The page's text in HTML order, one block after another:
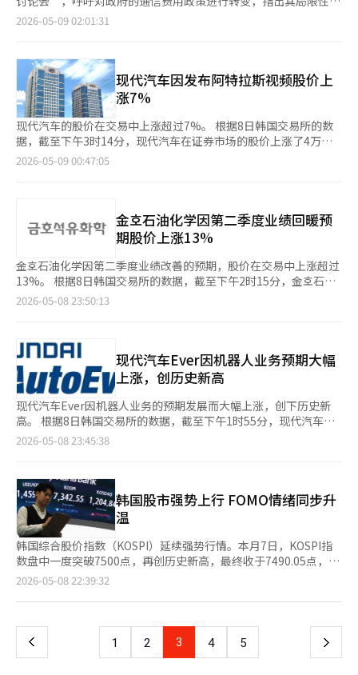
产。 实际上，现代战争的核心武器大多依赖于半导体。无人机、
导弹、卫星、AI侦察系统、自主武器和网络战系统都无法在没有先
了半导体超级周期。 在过去的互联网时代，服务器数量的增加在
达到一定水平后增速会放缓。然而，AI则不同。随着AI模型的进
化，所需的数据和运算能力也在不断增加。训练一个GPT系列的超
大语言模型所需的GPU数量已超出过去超级计算机的水平。 因
此，华尔街现在将英伟达视为不仅仅是半导体公司，而是“AI时代
的石油供应商”。GPU已成为新的原油，而HBM则是输送这种原
油的管道。问题在于，这种变化极大地刺激了市场的想象力。 最
液体冷却系统和电力基础设施市场也在同时快速扩张。 美国德克
萨斯州和亚利桑那州，以及中东的沙特阿拉伯和阿联酋，纷纷宣布
超大型AI数据中心建设项目。有分析指出，部分项目所需的电力相
当于一座核电站的规模。AI不仅仅是一个软件产业，而是一个巨大
的电力消耗产业的事实正在显现。 特别是美国大型科技公司的资
本支出（CAPEX）已达到历史水平。微软、Meta、亚马逊和谷歌
美光最近的暴涨正是这种趋势的体现。市场关注的并非仅仅是“业
绩良好”，而是“记忆短缺现象可能会结构性长期化”。与过去1
至2年短暂上涨后结束的周期不同，市场开始看到随着AI基础设施
的扩展，这一现象可能会持续数年。 然而，市场的热情同时也是
危险信号。目前，标准普尔500指数的上涨很大程度上集中在少数
科技股上，这一点非常重要。市场并非整体健康上涨，而是少数AI
相关股票在推动指数上升。这意味着上涨的基础可能比预期的要脆
弱。 尤其是最近个人投资者的看涨期权购买激增，这在过去的泡
然而，金融市场总是过度提前将未来反映在价格中。 在1990年代
末的互联网泡沫时期，“互联网将改变世界”的说法确实是真实
的。实际上，互联网彻底改变了世界。然而，当时许多互联网公司
的股价在幻想中暴涨，最终泡沫破裂。 今天的AI市场也面临类似的
风险。尤其是能源问题是关键变量。AI数据中心消耗巨大的电力。
各国讨论重启核电和扩大电网的原因也在于此。随着AI产业的扩
大，电力、天然气和原油的问题将再次变得重要。 因此，华尔街
现在关注霍尔木兹海峡。中东局势动荡和原油价格飙升可能会影响
AI产业的成本结构。目前，市场依靠库存和战略储备维持，但如果
导体市场正处于技术、金融、地缘政治和能源、军事战略交织的巨
大文明转型的中心。 在这种情况下，投资大师约翰·坦普尔顿
（Sir John Templeton）会警惕人群的热情。他曾说：“最佳收
服务器需要比传统服务器更多的高性能内存，随着AI模型的庞大
化，内存瓶颈问题愈发严重。最终，掌握内存的企业将获得AI产业
序。英伟达已成为AI时代的王者。GPU不再是简单的图形芯片，而
是推动人类新思维的核心设备。微软和亚马逊通过云计算在AI产业
中扮演着道路和港口的角色。博通则凭借定制AI芯片和数据中心网
络迅速崛起。台积电以先进的工艺技术成为全球半导体产业的核心
枢纽。相对而言，曾经的绝对强者能源企业则逐渐被边缘化。沙特
阿美和埃克森美孚仍然是巨头，但全球资本如今更看重AI和数据产
业的价值。这不仅是产业的变化，更是人类文明的能源结构正在发
生根本性转变的标志。生物产业的崛起同样值得关注。礼来公司通
题：未来推动全球经济的力量是什么？过去，石油、钢铁、金融和
房地产是全球经济的中心。然而现在，数据、半导体、AI算法和生
方面，韩国落后于美国，在平台方面则被中美所超越。然而，在内
存半导体和先进制造技术方面，韩国仍然保持着世界一流的竞争
力。特别是在HBM、先进封装和下一代内存领域，如果韩国企业
的王者。过去被视为游戏显卡公司，如今已成为推动整个人工智能
产业的核心企业。GPU已成为AI学习和推理的必备设备，没有英伟
达的芯片，开发超大规模AI模型几乎不可能。美国政府对中国的
GPU出口进行战略性管控，正是基于此。英伟达不仅是半导体企
业，更是AI时代权力结构的象征。② 字母表（谷歌）谷歌正在从搜
索企业向AI平台企业转型。Gemini AI模型与云计算、YouTube生
态的结合正在创造新的收益结构。虽然曾对以搜索广告为中心的商
一，能够直接理解和回答人类的问题。③ 苹果苹果依然是全球消
费电子行业的绝对强者。iPhone生态和设备内AI策略创造了巨大
的更换需求。苹果的优势在于用户体验和品牌信任，而非技术本
身。在AI时代，苹果保持了对个人隐私保护和设备优化的理念，进
一步巩固了独特生态。苹果不仅是制造商，更是现代消费文化的象
征。④ 微软微软是AI时代最大的战略企业之一。与OpenAI的合
作、Azure云计算和Office AI整合迅速占领企业市场。微软已从过
去的Windows操作系统公司转型为AI驱动的生产力创新企业。大
多数企业、政府和教育机构都在微软生态中运作，这意味着其巨大
系统成为未来零售业的模型。亚马逊是最早实验人类劳动与机器
人、AI结合的新产业结构的企业之一。作为改变全球消费模式和流
的业绩发布中，AI需求的增长再次得到了确认。亚马逊、微软和谷
歌的业绩均超出市场预期，AI相关的云计算收入增长显著。因此，
体和电力设备等行业表现强劲。 信韩投资证券的研究员哈建亨表
示：“半导体仍然是核心，但第一季度业绩发布后，盈利预期的修
正与历史统计数据一致，SK海力士的估值已达合理水平。”他还
指出：“指数的爆发性上涨可能在5月下旬至6月间出现一次速度调
整。” 从行业来看，半导体本周上涨超过20%，主导了指数的上
涨。证券、贸易、资本品、钢铁、机械和保险等行业也录得两位数
的涨幅。相对而言，媒体、必需消费品、通信、化妆品、服装和酒
店休闲等行业表现较为疲软。市场分析认为，资金集中在AI基础设
元，推动了指数的上涨。然而，在最近半导体股的急剧上涨过程
中，也出现了一些获利了结的迹象，行业内的轮动可能性被提及。
证券界认为，下周国内股市将继续上涨，但在短期过热的压力下，
（PPI）的发布、美中首脑会谈、美国联邦储备委员会主席杰罗姆
·鲍威尔的任期结束等重大事件即将到来。特别是市场将通过物价
指标来评估年内降息的可能性和通胀压力。 Kiwoom证券的研究
金融市场的负面影响将是有限的。”她还指出：“美中首脑会谈将
成为关注的重点，可能会讨论关税冲突的缓解以及半导体和稀土供
应链的谈判。” 专家们认为，半导体主导的现有主流股票趋势可
能会继续保持。然而，随着最近急剧上涨带来的压力加大，部分行
业的轮动也可能会并行进行。通信设备、造船、二次电池和可再生
能源等业绩和动能得到支持的行业被认为是替代选择。 NH投资证
券的研究员那正焕表示：“当前的上涨是基于业绩上调的趋
的。”※ 本报道经人工智能（AI）系统翻译与编辑。
李议员在讨论会上表示：“看到政府最近发布的2万韩元5G套餐的
到。”他还指出：“如同通过公司法修订推动股价一样，通信费用
的真正降低也需要解决市场结构的根本问题。” 讨论会上，针对
政府在4月发布的费用套餐改革方案，分析认为其对实际感知质量
和家庭负担的影响微乎其微。 宿命女大学校韩国国际大学的文亨
南校长指出：“政府发布的数据显示，单人每月节省488韩元，但
扣除通信公司收入减少等因素后，用户实际感知的节省额约为180
韩元。” 韩国通信消费者保护中心的赵秀亨代表也表示：“过高
的两年合约违约金已成为消费者选择的巨大障碍。”他强调：“除
只是做表面功夫。庆熙大学计算机工程系特任教授林亨道表
示：“与其进行通信三家公司和政府之间的通信费用降低协商，不
如不进行这样的协商。”他指出：“正因为有这样的协商，通信公
司才会在被施压时才提出降低方案。” 此外，讨论会上还提到日
本约3万韩元的无限5G服务“乐天移动”，并探讨了通信费用未降
低的结构性原因。 韩国政策论坛副会长金协表示：“日本通过云
计算基础的虚拟化技术降低了设备投资成本，实现了3万韩元的无
长宋哲对此提出反驳，认为“乐天的费用水平与国内的虚拟移动通
信服务比较更为合适。”对此，金副会长立即反驳：“将乐天的费
用视为虚拟移动通信服务本身就是不允许与国内通信公司比较
的。”他强调：“乐天移动是日本政府批准的第四家移动通信公
司，将其归类为虚拟移动通信服务是不符合事实的。”※ 本报道
经人工智能（AI）系统翻译与编辑。
2026-05-09 02:01:31
现代汽车因发布阿特拉斯视频股价上
涨7%
现代汽车的股价在交易中上涨超过7%。 根据8日韩国交易所的数
据，截至下午3时14分，现代汽车在证券市场的股价上涨了4万
1000韩元（7.17%），交易价格为61万3000韩元。股价一度飙升
52万韩元。 起亚的股价上涨了6500韩元（4.12%），现报16万
4100韩元。 现代汽车集团的机器人子公司波士顿动力最近发布了
人形机器人“阿特拉斯”的操作视频，这被认为是吸引买盘的原
因。 此外，证券界指出，随着推动股市上涨的半导体行业在当天
出现调整，资金流入可能也发生了轮动。※ 本报道经人工智能
（AI）系统翻译与编辑。
2026-05-09 00:47:05
金호石油化学因第二季度业绩回暖预
期股价上涨13%
金호石油化学因第二季度业绩改善的预期，股价在交易中上涨超过
13%。 根据8日韩国交易所的数据，截至下午2时15分，金호石油
化学的股价上涨了1万7400韩元（13.20%），报14万9200韩元。
的14万4000韩元上调至16万韩元。 此前，由于中东地区战争的影
响，原材料丁二烯价格大幅上涨，金호石油化学第一季度的业绩未
能达到市场预期。第一季度营业利润为594亿韩元，低于市场共识
的674亿韩元，下降了12%。丁二烯价格从每吨1300美元飙升至
2700美元，给公司的盈利能力带来了压力，而产品价格的传导也
出现了延迟。 然而，从第二季度开始，成本上涨将反映在产品价
格上，原材料价格也趋于稳定，业绩改善的预期逐渐增强。预计第
二季度营业利润将达到1122亿韩元，较上季度大幅增长。尤其是
乳胶价格大幅上涨，市场对利润空间改善的期待加大，同时合成树
脂和酚类产品因供应不足也出现了价格反弹。这些业务部门有可能
实现扭亏为盈。 未来资产证券公司的研究员李镇浩表示：“自4月
以来，原材料价格的上涨已开始全面传导至产品价格，同时原材料
价格也开始趋于稳定。”他预测：“第二季度将出现明显的业绩改
善。” 新韩投资证券的研究员李镇名也分析称：“尽管在行业内
股价表现较为疲软，但作为全球NB乳胶的领先企业，考虑到其反
转的可能性，股价有望被重新评估。”※ 本报道经人工智能（AI）
系统翻译与编辑。
2026-05-08 23:50:13
现代汽车Ever因机器人业务预期大幅
上涨，创历史新高
现代汽车Ever因机器人业务的预期发展而大幅上涨，创下历史新
高。 根据8日韩国交易所的数据，截至下午1时55分，现代汽车
Ever的股价较前一交易日上涨136,500韩元（29.97%），达到
关。作为现代汽车集团的机器人子公司，波士顿动力于5日（当地
时间）通过YouTube首次公开了“阿特拉斯”开发型模型的操作视
频。 视频中的阿特拉斯展示了搬运重物和在不规则姿势下工作的
能力，显示了其在实际制造现场投入使用的可能性。它还实现了在
倒立姿势下支撑全身和保持“L”形态的高难度动作。据悉，该技
术采用了基于强化学习的全身控制方式。 现代汽车集团计划在未
来将开发型模型投入美国乔治亚州的美泰工厂（HMGMA），进行
各工序的验证。预计从2028年开始在现场投入使用，并计划在
2030年扩大到零部件组装等应用范围。 证券界认为，现代汽车
研究员李炳根表示：“短期内估值压力存在，但需要关注中长期的
动能。”他进一步指出：“在机器人训练中心（RMAC）、机器人
2026-05-08 23:45:38
韩国股市强势上行 FOMO情绪同步升
温
韩国综合股价指数（KOSPI）延续强势行情。本月7日，KOSPI指
数盘中一度突破7500点，再创历史新高，最终收于7490.05点，较
前一交易日上涨1.43%，同样刷新收盘纪录。市场分析人士认为，
落至每桶100美元以下，双重利好共同提振了市场风险偏好。 此轮
交易所数据，7日三星电子收于27.15万韩元（约合人民币1261
元），较前一交易日上涨2.07%，再创历史新高；SK海力士上涨
2026-05-08 22:39:32
上
页
1 2 3 4 5 下